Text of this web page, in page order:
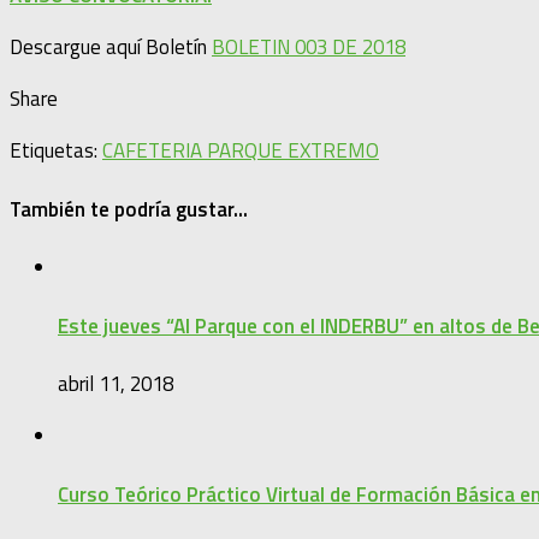
Descargue aquí Boletín BOLETIN 003 DE 2018
Share
Etiquetas:CAFETERIA PARQUE EXTREMO
También te podría gustar...
Este jueves “Al Parque con el INDERBU” en altos de
abril 11, 2018
Curso Teórico Práctico Virtual de Formación Básica